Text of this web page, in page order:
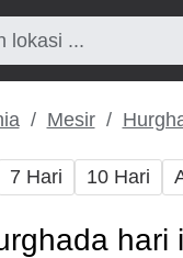
Mesir
7 Hari 10 Hari
hari